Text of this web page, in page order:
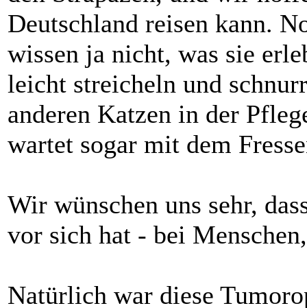
Deutschland reisen kann.
wissen ja nicht, was sie
leicht streicheln und
anderen Katzen in der
wartet sogar mit dem
Wir wünschen uns sehr,
vor sich hat - bei
Natürlich war diese